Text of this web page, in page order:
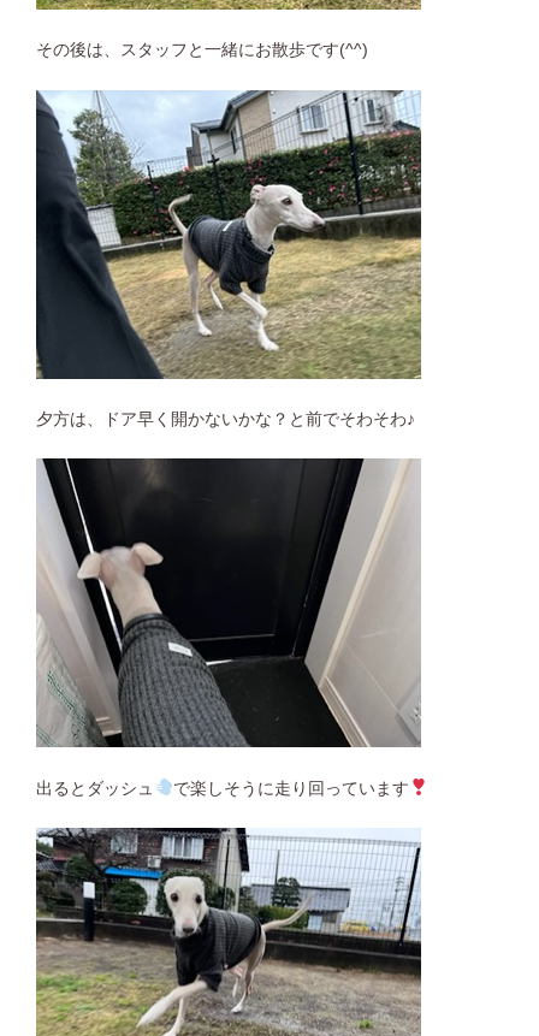
その後は、スタッフと一緒にお散歩です(^^)
夕方は、ドア早く開かないかな？と前でそわそわ♪
出るとダッシュ で楽しそうに走り回っています